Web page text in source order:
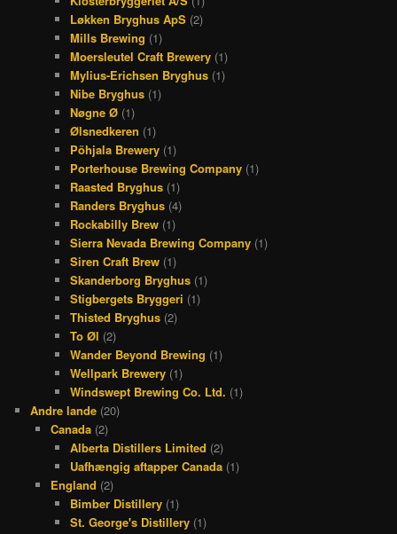
Løkken Bryghus ApS (2)
Mills Brewing (1)
Moersleutel Craft Brewery (1)
Mylius-Erichsen Bryghus (1)
Nibe Bryghus (1)
Nøgne Ø (1)
Ølsnedkeren (1)
Põhjala Brewery (1)
Porterhouse Brewing Company (1)
Raasted Bryghus (1)
Randers Bryghus (4)
Rockabilly Brew (1)
Sierra Nevada Brewing Company (1)
Siren Craft Brew (1)
Skanderborg Bryghus (1)
Stigbergets Bryggeri (1)
Thisted Bryghus (2)
To Øl (2)
Wander Beyond Brewing (1)
Wellpark Brewery (1)
Windswept Brewing Co. Ltd. (1)
Andre lande (20)
Canada(2)
Alberta Distillers Limited (2)
Uafhængig aftapper Canada (1)
England (2)
Bimber Distillery (1)
St. George's Distillery (1)